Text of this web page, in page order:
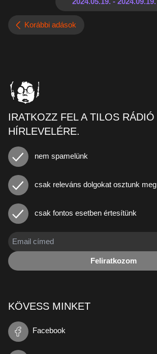
Korábbi adások
IRATKOZZ FEL A TILOS RÁDIÓ
HÍRLEVELÉRE.
nem spamelünk
csak releváns dolgokat osztunk meg
csak fontos esetben értesítünk
Feliratkozom
KÖVESS MINKET
Facebook